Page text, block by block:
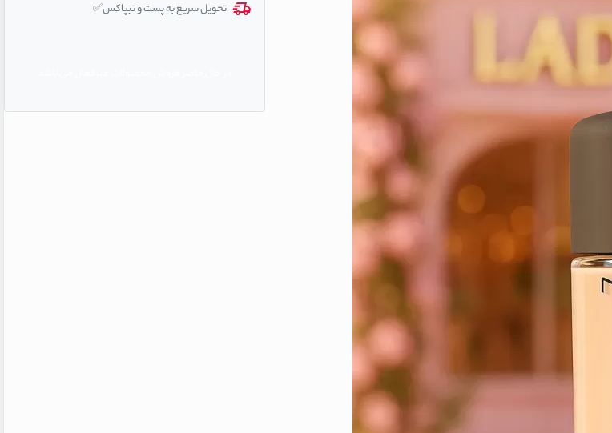
تحویل سریع به پست و تیپاکس✅